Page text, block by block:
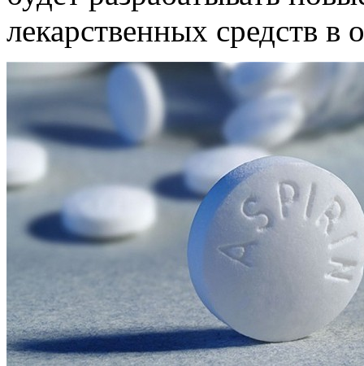
лекарственных средств в